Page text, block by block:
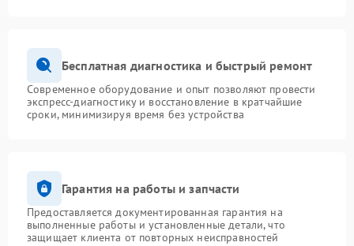
Бесплатная диагностика и быстрый ремонт
Современное оборудование и опыт позволяют провести
экспресс-диагностику и восстановление в кратчайшие
сроки, минимизируя время без устройства
Гарантия на работы и запчасти
Предоставляется документированная гарантия на
выполненные работы и установленные детали, что
защищает клиента от повторных неисправностей